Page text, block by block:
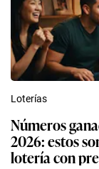
Loterías
Números
2026: estos
lotería con